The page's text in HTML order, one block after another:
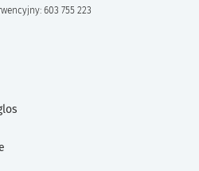
603 755 223